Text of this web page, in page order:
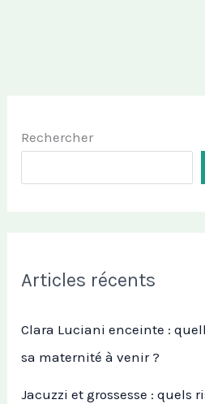
Rechercher
Articles récents
Clara Luciani enceinte :
sa maternité à venir ?
Jacuzzi et grossesse : quels